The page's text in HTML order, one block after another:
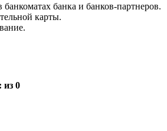
банка и банков-партнеров.
карты.
из 0